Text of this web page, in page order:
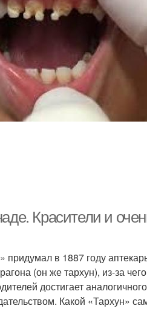
Красители и
в 1887 году
(он же тархун), из-за
достигает
Какой «Тархун»